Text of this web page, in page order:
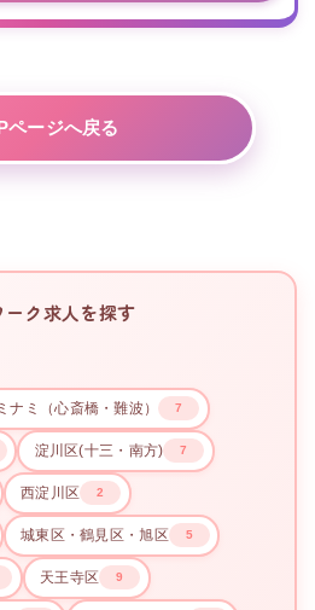
ページへ戻る
ク求人を探す
ミナミ（心斎橋・難波） 7
淀川区(十三・南方) 7
西淀川区 2
城東区・鶴見区・旭区 5
天王寺区 9